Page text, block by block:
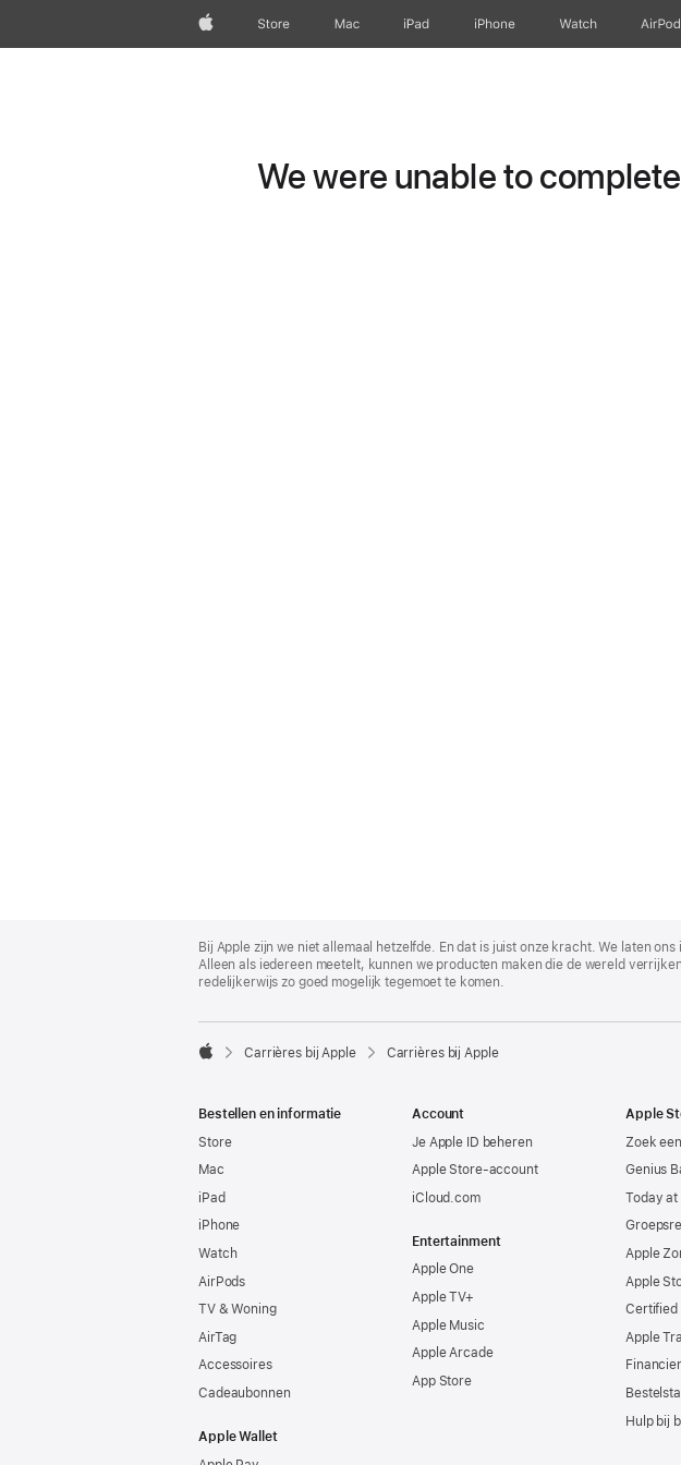
AppleStore Mac iPad iPhone Watch
We were unable to
Footer
Bij Apple zijn we niet allemaal hetzelfde. En dat is juist onze kracht. We laten
Alleen als iedereen meetelt, kunnen we producten maken die de wereld
redelijkerwijs zo goed mogelijk tegemoet te komen.

Carrières bij Apple Carrières bij Apple
Bestellen en informatie
Store
Mac
iPad
iPhone
Watch
AirPods
TV & Woning
AirTag
Accessoires
Cadeaubonnen
Apple Wallet
Account
Je Apple ID beheren
Apple Store-account
iCloud.com
Entertainment
Apple One
Apple TV+
Apple Music
Apple Arcade
App Store
Apple
Zoek
Genius
Today at
Apple
Apple
Certified
Apple
Hulp bij